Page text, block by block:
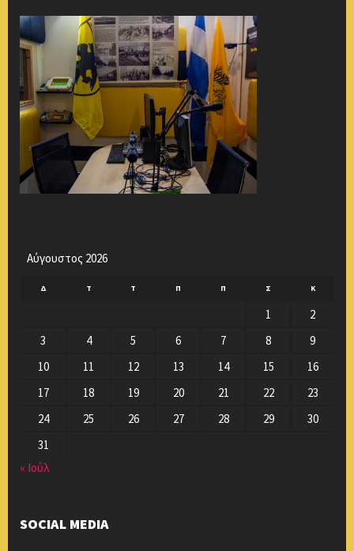
Αύγουστος 2026
Δ Τ Τ Π Π Σ Κ
1
2
3
4 5 6 7 8
9
10
11 12 13 14 15
16
17
18 19 20 21 22
23
24
25 26 27 28 29
30
31
« Ιούλ
SOCIAL MEDIA